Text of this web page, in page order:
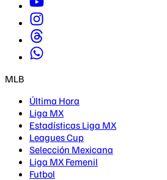
MLB
Última Hora
Liga MX
Estadísticas Liga MX
Leagues Cup
Selección Mexicana
Liga MX Femenil
Futbol